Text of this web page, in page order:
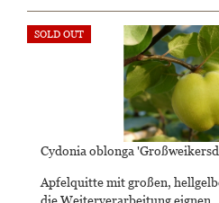
SOLD OUT
Cydonia oblonga
Apfelquitte mit großen,
die Weiterverarbeitung eignen.